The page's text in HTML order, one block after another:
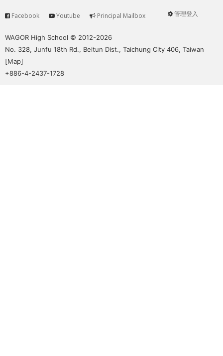
User
管理登入
Service
Facebook Youtube Principal Mailbox
WAGOR High School © 2012-2026
No. 328, Junfu 18th Rd., Beitun Dist., Taichung City 406, Taiwan
[Map]
+886-4-2437-1728